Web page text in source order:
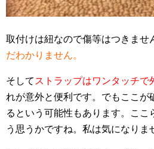
取付けは紐なので傷等はつきませ
だわかりません。
そして ストラップはワンタッチで
れが意外と便利です。でもここが
るという可能性もあります。ここ
う思うかですね。私は気になりま